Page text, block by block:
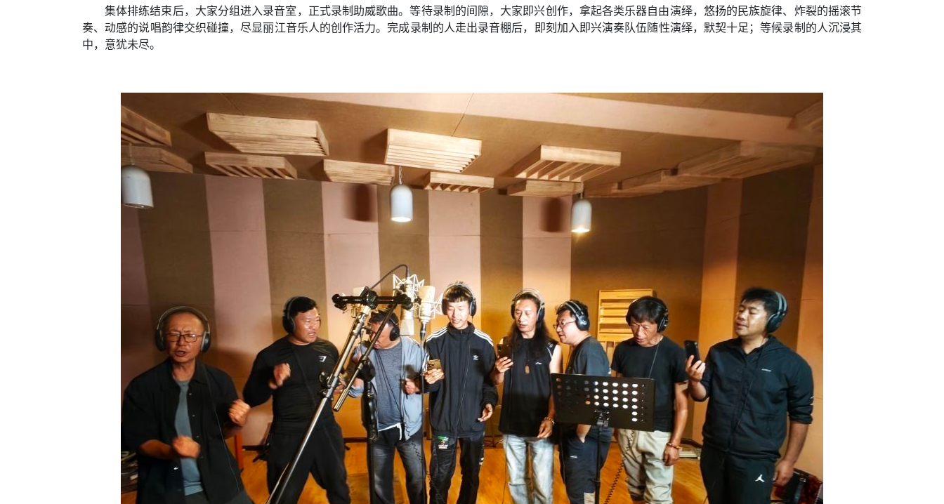
集体排练结束后，大家分组进入录音室，正式录制助威歌曲。等待录制的间隙，大家即兴创作，拿起各类乐器自由演绎，悠扬的民族旋律、炸裂的摇滚节
奏、动感的说唱韵律交织碰撞，尽显丽江音乐人的创作活力。完成录制的人走出录音棚后，即刻加入即兴演奏队伍随性演绎，默契十足；等候录制的人沉浸其
中，意犹未尽。